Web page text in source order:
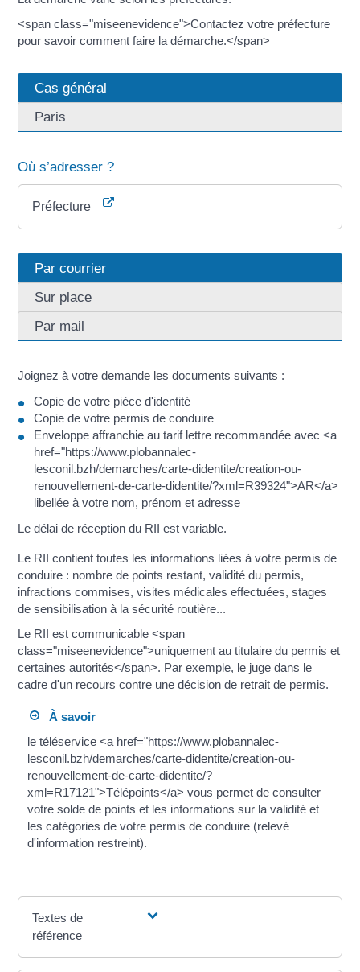
<span class="miseenevidence">Contactez votre préfecture
pour savoir comment faire la démarche.</span>
Cas général
Paris
Où s’adresser ?
Préfecture
Par courrier
Sur place
Par mail
Joignez à votre demande les documents suivants :
Copie de votre pièce d'identité
Copie de votre permis de conduire
Enveloppe affranchie au tarif lettre recommandée avec <a
href="https://www.plobannalec-
lesconil.bzh/demarches/carte-didentite/creation-ou-
renouvellement-de-carte-didentite/?xml=R39324">AR</a>
libellée à votre nom, prénom et adresse
Le délai de réception du RII est variable.
Le RII contient toutes les informations liées à votre permis de
conduire : nombre de points restant, validité du permis,
infractions commises, visites médicales effectuées, stages
de sensibilisation à la sécurité routière...
Le RII est communicable <span
class="miseenevidence">uniquement au titulaire du permis et
certaines autorités</span>. Par exemple, le juge dans le
cadre d'un recours contre une décision de retrait de permis.
À savoir
le téléservice <a href="https://www.plobannalec-
lesconil.bzh/demarches/carte-didentite/creation-ou-
renouvellement-de-carte-didentite/?
xml=R17121">Télépoints</a> vous permet de consulter
votre solde de points et les informations sur la validité et
les catégories de votre permis de conduire (relevé
d'information restreint).
Textes de
référence